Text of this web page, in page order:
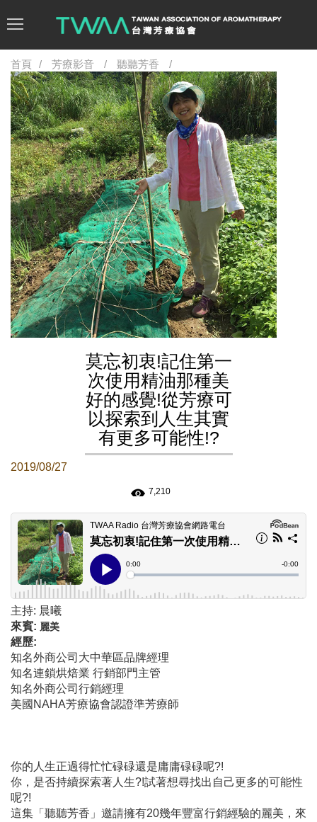
首頁 芳療影音 聽聽芳香
莫忘初衷!記住第一
次使用精油那種美
好的感覺!從芳療可
以探索到人生其實
有更多可能性!?
2019/08/27
7,210
主持: 晨曦
來賓: 麗美
經歷:
知名外商公司大中華區品牌經理
知名連鎖烘焙業 行銷部門主管
知名外商公司行銷經理
美國NAHA芳療協會認證準芳療師
你的人生正過得忙忙碌碌還是庸庸碌碌呢?!
你，是否持續探索著人生?!試著想尋找出自己更多的可能性
呢?!
這集「聽聽芳香」邀請擁有20幾年豐富行銷經驗的麗美，來